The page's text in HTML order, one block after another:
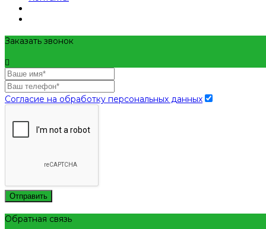
Заказать звонок
Согласие на обработку персональных данных
Отправить
Обратная связь